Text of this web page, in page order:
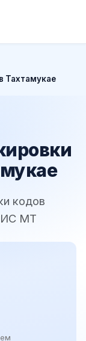
Тахтамукае
кодов
МТ